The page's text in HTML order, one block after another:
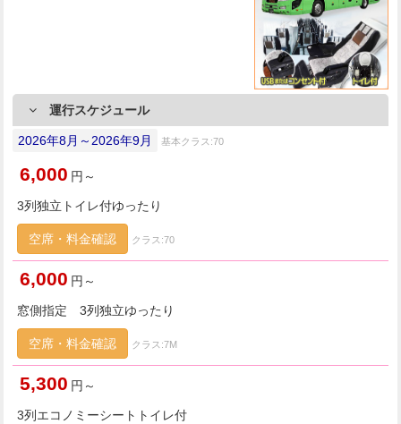
運行スケジュール
2026年8月～2026年9月 基本クラス:70
6,000 円～
3列独立トイレ付ゆったり
空席・料金確認 クラス:70
6,000 円～
窓側指定 3列独立ゆったり
空席・料金確認 クラス:7M
5,300 円～
3列エコノミーシートトイレ付